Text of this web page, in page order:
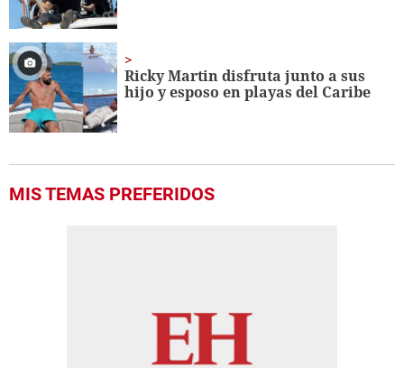
Ricky Martin disfruta junto a sus
hijo y esposo en playas del Caribe
MIS TEMAS PREFERIDOS